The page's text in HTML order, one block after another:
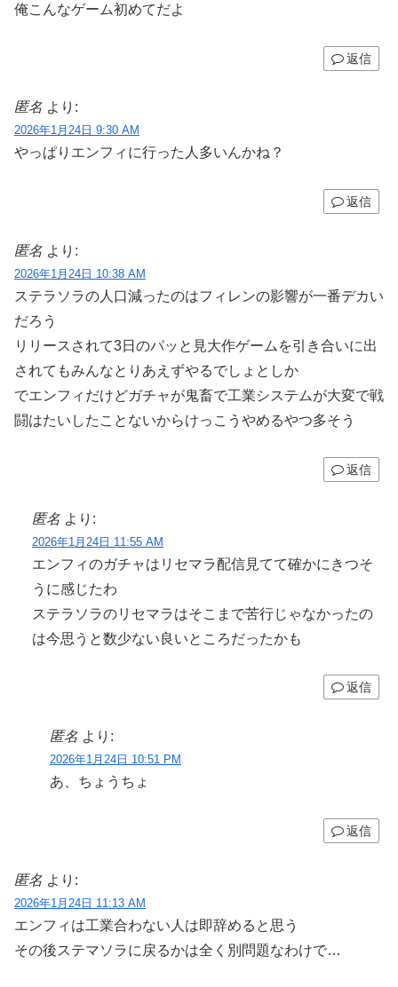
俺こんなゲーム初めてだよ
返信
匿名 より:
2026年1月24日 9:30 AM
やっぱりエンフィに行った人多いんかね？
返信
匿名 より:
2026年1月24日 10:38 AM
ステラソラの人口減ったのはフィレンの影響が一番デカい
だろう
リリースされて3日のパッと見大作ゲームを引き合いに出
されてもみんなとりあえずやるでしょとしか
でエンフィだけどガチャが鬼畜で工業システムが大変で戦
闘はたいしたことないからけっこうやめるやつ多そう
返信
匿名 より:
2026年1月24日 11:55 AM
エンフィのガチャはリセマラ配信見てて確かにきつそ
うに感じたわ
ステラソラのリセマラはそこまで苦行じゃなかったの
は今思うと数少ない良いところだったかも
返信
匿名 より:
2026年1月24日 10:51 PM
あ、ちょうちょ
返信
匿名 より:
2026年1月24日 11:13 AM
エンフィは工業合わない人は即辞めると思う
その後ステマソラに戻るかは全く別問題なわけで…